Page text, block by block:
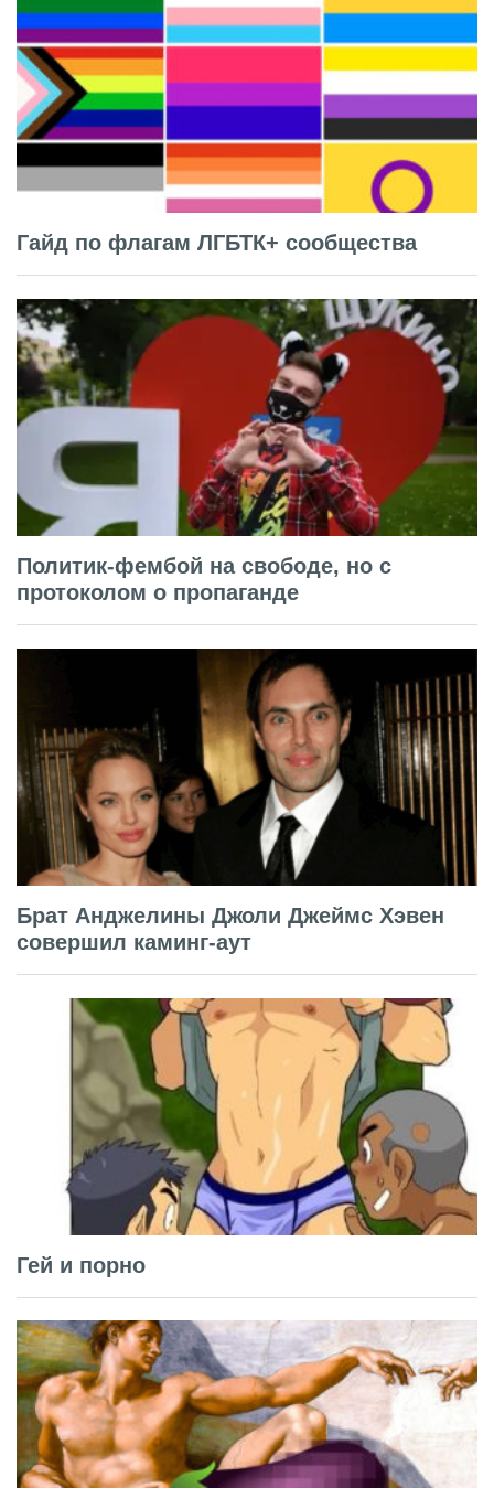
Гайд по флагам ЛГБТК+ сообщества
Политик-фембой на свободе, но с
протоколом о пропаганде
Брат Анджелины Джоли Джеймс Хэвен
совершил каминг-аут
Гей и порно